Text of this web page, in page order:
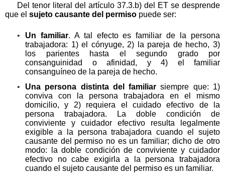
Del tenor literal del artículo 37.3.b) del ET se desprende
que el sujeto causante del permiso puede ser:
Un familiar. A tal efecto es familiar de la persona
trabajadora: 1) el cónyuge, 2) la pareja de hecho, 3)
los parientes hasta el segundo grado por
consanguinidad o afinidad, y 4) el familiar
consanguíneo de la pareja de hecho.
Una persona distinta del familiar siempre que: 1)
conviva con la persona trabajadora en el mismo
domicilio, y 2) requiera el cuidado efectivo de la
persona trabajadora. La doble condición de
conviviente y cuidador efectivo resulta legalmente
exigible a la persona trabajadora cuando el sujeto
causante del permiso no es un familiar; dicho de otro
modo: la doble condición de conviviente y cuidador
efectivo no cabe exigirla a la persona trabajadora
cuando el sujeto causante del permiso es un familiar.